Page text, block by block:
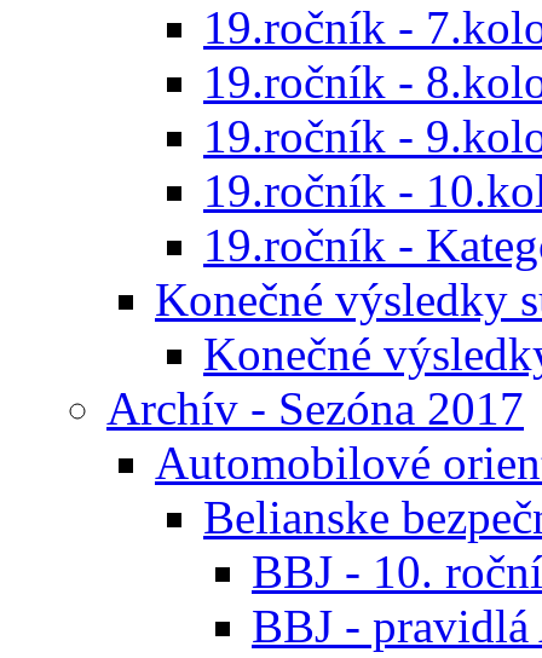
19.ročník -
19.ročník -
19.ročník -
19.ročník -
19.ročník -
Konečné výsledky
Konečné
Archív - Sezóna 2017
Automobilové
Belianske
BBJ - 10.
BBJ - pravidlá